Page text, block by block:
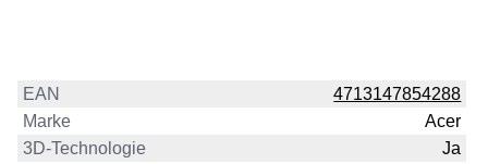
EAN
4713147854288
Marke
Acer
3D-Technologie
Ja